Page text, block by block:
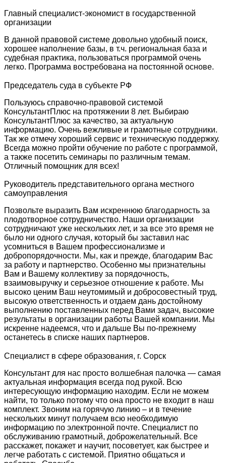
Главный специалист-экономист в государственной
организации
В данной правовой системе довольно удобный поиск,
хорошее наполнение базы, в т.ч. региональная база и
судебная практика, пользоваться программой очень
легко. Программа востребована на постоянной основе.
Председатель суда в субъекте РФ
Пользуюсь справочно-правовой системой
КонсультантПлюс на протяжении 8 лет. Выбираю
КонсультантПлюс за качество, за актуальную
информацию. Очень вежливые и грамотные сотрудники.
Так же отмечу хороший сервис и техническую поддержку.
Всегда можно пройти обучение по работе с программой,
а также посетить семинары по различным темам.
Отличный помощник для всех!
Руководитель представительного органа местного
самоуправления
Позвольте выразить Вам искреннюю благодарность за
плодотворное сотрудничество. Наши организации
сотрудничают уже нескольких лет, и за все это время не
было ни одного случая, который бы заставил нас
усомниться в Вашем профессионализме и
добропорядочности. Мы, как и прежде, благодарим Вас
за работу и партнерство. Особенно мы признательны
Вам и Вашему коллективу за порядочность,
взаимовыручку и серьезное отношение к работе. Мы
высоко ценим Ваш неутомимый и добросовестный труд,
высокую ответственность и отдаем дань достойному
выполнению поставленных перед Вами задач, высокие
результаты в организации работы Вашей компании. Мы
искренне надеемся, что и дальше Вы по-прежнему
останетесь в списке наших партнеров.
Специалист в сфере образования, г. Сорск
Консультант для нас просто волшебная палочка — самая
актуальная информация всегда под рукой. Всю
интересующую информацию находим. Если не можем
найти, то только потому что она просто не входит в наш
комплект. Звоним на горячую линию – и в течение
нескольких минут получаем всю необходимую
информацию по электронной почте. Специалист по
обслуживанию грамотный, доброжелательный. Все
расскажет, покажет и научит, посоветует, как быстрее и
легче работать с системой. Приятно общаться и